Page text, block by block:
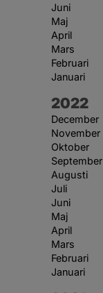
Juni
Maj
April
Mars
Februari
Januari
År:
2022
December
November
Oktober
September
Augusti
Juli
Juni
Maj
April
Mars
Februari
Januari